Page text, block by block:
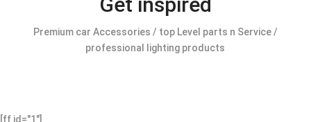
Premium car Accessories / top Level parts n Service /
professional lighting products
[ff id="1"]